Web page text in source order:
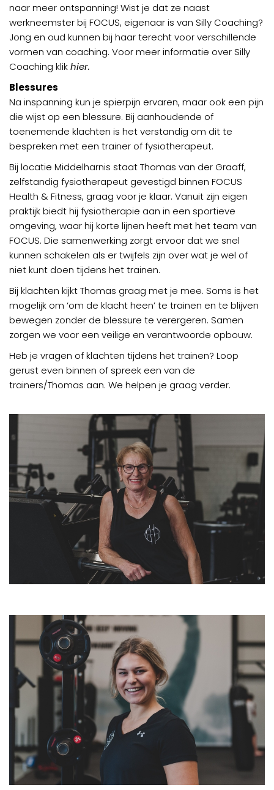
naar meer ontspanning! Wist je dat ze naast
werkneemster bij FOCUS, eigenaar is van Silly Coaching?
Jong en oud kunnen bij haar terecht voor verschillende
vormen van coaching. Voor meer informatie over Silly
Coaching klikhier.
Blessures
Na inspanning kun je spierpijn ervaren, maar ook een pijn
die wijst op een blessure. Bij aanhoudende of
toenemende klachten is het verstandig om dit te
bespreken met een trainer of fysiotherapeut.
Bij locatie Middelharnis staat Thomas van der Graaff,
zelfstandig fysiotherapeut gevestigd binnen FOCUS
Health & Fitness, graag voor je klaar. Vanuit zijn eigen
praktijk biedt hij fysiotherapie aan in een sportieve
omgeving, waar hij korte lijnen heeft met het team van
FOCUS. Die samenwerking zorgt ervoor dat we snel
kunnen schakelen als er twijfels zijn over wat je wel of
niet kunt doen tijdens het trainen.
Bij klachten kijkt Thomas graag met je mee. Soms is het
mogelijk om ‘om de klacht heen’ te trainen en te blijven
bewegen zonder de blessure te verergeren. Samen
zorgen we voor een veilige en verantwoorde opbouw.
Heb je vragen of klachten tijdens het trainen? Loop
gerust even binnen of spreek een van de
trainers/Thomas aan. We helpen je graag verder.